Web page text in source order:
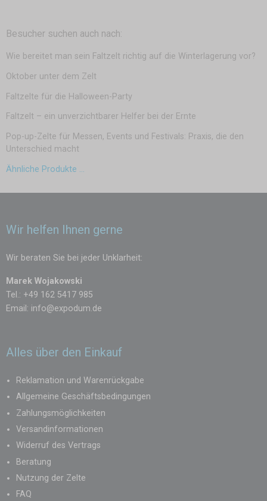
Besucher suchen auch nach:
Wie bereitet man sein Faltzelt richtig auf die Winterlagerung vor?
Oktober unter dem Zelt
Faltzelte für die Halloween-Party
Faltzelt – ein unverzichtbarer Helfer bei der Ernte
Pop-up-Zelte für Messen, Events und Festivals: Praxis, die den
Unterschied macht
Ähnliche Produkte ...
Wir helfen Ihnen gerne
Wir beraten Sie bei jeder Unklarheit:
Marek Wojakowski
Tel.: +49 162 5417 985
Email: info@expodum.de
Alles über den Einkauf
Reklamation und Warenrückgabe
Allgemeine Geschäftsbedingungen
Zahlungsmöglichkeiten
Versandinformationen
Widerruf des Vertrags
Beratung
Nutzung der Zelte
FAQ